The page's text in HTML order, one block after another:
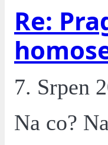
Re:
7. Srpen
Na co?